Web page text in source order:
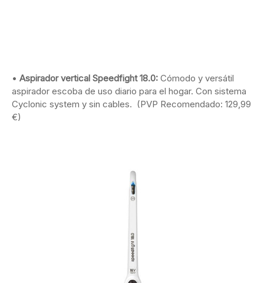
• Aspirador vertical Speedfight 18.0: Cómodo y versátil
aspirador escoba de uso diario para el hogar. Con sistema
Cyclonic system y sin cables. (PVP Recomendado: 129,99
€)